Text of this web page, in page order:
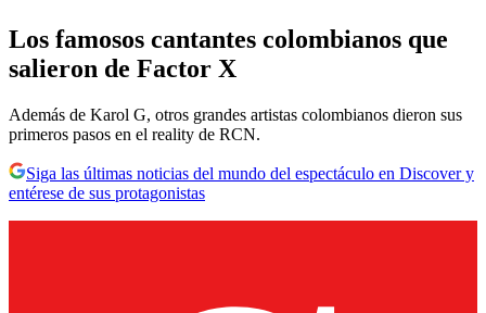
Los famosos cantantes colombianos que
salieron de Factor X
Además de Karol G, otros grandes artistas colombianos dieron sus
primeros pasos en el reality de RCN.
Siga las últimas noticias del mundo del espectáculo en Discover y
entérese de sus protagonistas